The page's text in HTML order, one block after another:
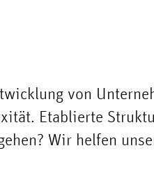
von
Etablierte
Wir helfen